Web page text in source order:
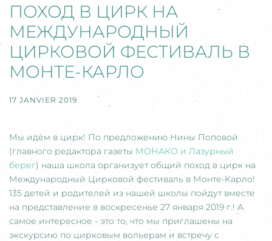
ПОХОД В ЦИРК НА
МЕЖДУНАРОДНЫЙ
ЦИРКОВОЙ ФЕСТИВАЛЬ В
МОНТЕ-КАРЛО
17 JANVIER 2019
Мы идём в цирк! По предложению Нины Поповой
(главного редактора газеты МОНАКО и Лазурный
берег) наша школа организует общий поход в цирк на
Международный Цирковой фестиваль в Монте-Карло!
135 детей и родителей из нашей школы пойдут вместе
на представление в воскресенье 27 января 2019 г.! А
самое интересное - это то, что мы приглашены на
экскурсию по цирковым вольерам и встречу с